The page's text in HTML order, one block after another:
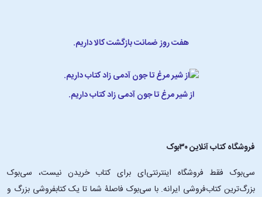
هفت روز ضمانت بازگشت کالا داریم.
از شیر مرغ تا جون آدمی زاد کتاب داریم.
فروشگاه کتاب آنلاین ۳۰بوک
سی‌بوک فقط فروشگاه اینترنتی‌ای برای کتاب خریدن نیست، سی‌بوک
بزرگ‌ترین کتاب‌فروشی ایرانه. با سی‌بوک فاصلۀ شما تا یک کتابفروشی بزرگ و